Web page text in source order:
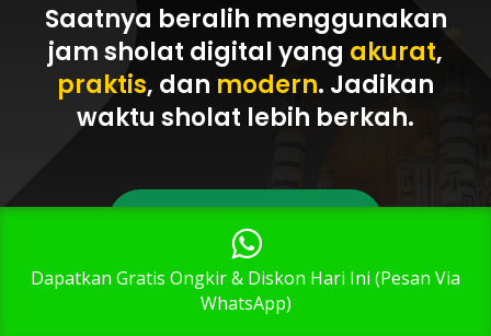
Saatnya beralih menggunakan
jam sholat digital yang akurat,
praktis, dan modern. Jadikan
waktu sholat lebih berkah.
Pesan Via WhatsApp
Telepon Sekarang
Dapatkan Gratis Ongkir & Diskon Hari Ini (Pesan Via
WhatsApp)